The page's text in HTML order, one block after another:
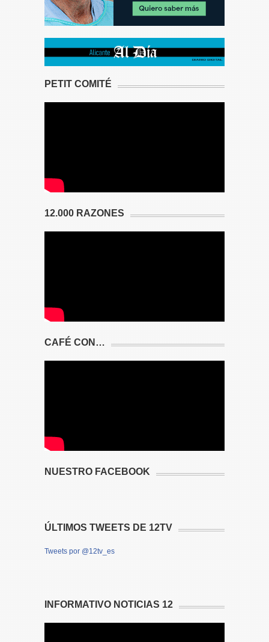
PETIT COMITÉ
12.000 RAZONES
CAFÉ CON…
NUESTRO FACEBOOK
ÚLTIMOS TWEETS DE 12TV
Tweets por @12tv_es
INFORMATIVO NOTICIAS 12